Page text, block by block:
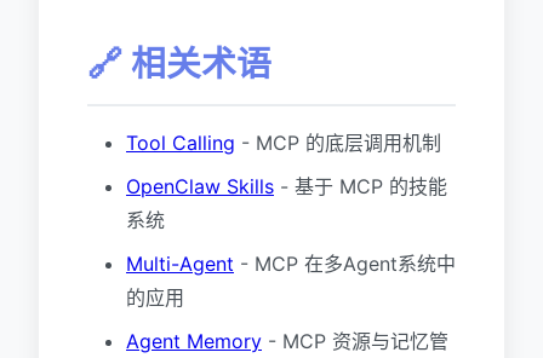
🔗 相关术语
Tool Calling - MCP 的底层调用机制
OpenClaw Skills - 基于 MCP 的技能
系统
Multi-Agent - MCP 在多Agent系统中
的应用
Agent Memory - MCP 资源与记忆管